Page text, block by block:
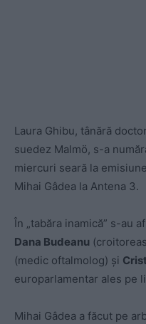
Laura Ghibu, tânără
suedez Malmö, s-a
miercuri seară la
Mihai Gâdea la Antena 3.
În „tabăra inamică” s-au
Dana Budeanu
(medic oftalmolog) și
europarlamentar ales pe
Mihai Gâdea a făcut pe